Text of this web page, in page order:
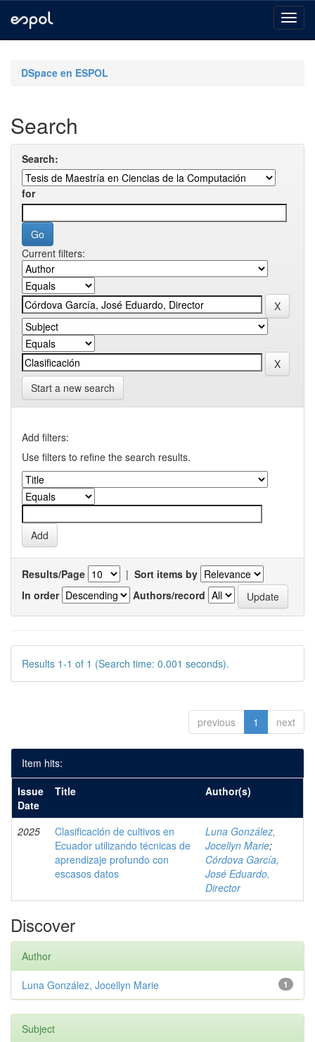
navigationDSpace en ESPOL
Search
Search:
for
Current filters:
Start a new search
Add filters:
Use filters to refine the search results.
Results/Page | Sort items by
In order
Authors/record
Results 1-1 of 1 (Search time: 0.001 seconds).
previous 1 next
Item hits:
Issue
Date
Title Author(s)
2025
Clasificación de cultivos en
Ecuador utilizando técnicas de
aprendizaje profundo con
escasos datos
Luna González,
Jocellyn Marie;
Córdova García,
José Eduardo,
Director
Discover
Author
1
Luna González, Jocellyn Marie
Subject